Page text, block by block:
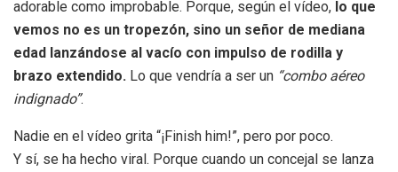
adorable como improbable. Porque, según el vídeo, lo que
vemos no es un tropezón, sino un señor de mediana
edad lanzándose al vacío con impulso de rodilla y
brazo extendido. Lo que vendría a ser un “combo aéreo
indignado”.
Nadie en el vídeo grita “¡Finish him!”, pero por poco.
Y sí, se ha hecho viral. Porque cuando un concejal se lanza